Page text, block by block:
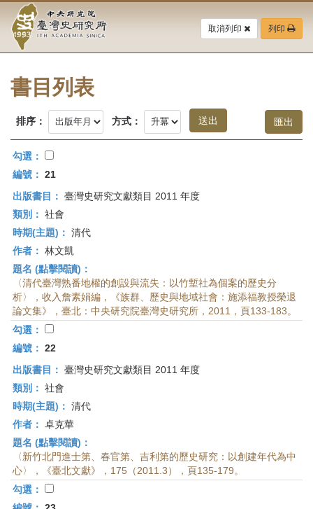
要
中
央
研
究
院-
臺
灣
史
研
究
所-
首
頁
取消列印 列印
書目列表
排序： 方式：
勾選：
編號： 21
出版書目： 臺灣史研究文獻類目 2011 年度
類別： 社會
時期(主題)： 清代
作者： 林文凱
題名 (點擊閱讀)：
〈清代臺灣熟番地權的創設與流失：以竹塹社為個案的歷史分
析〉，收入詹素娟編，《族群、歷史與地域社會：施添福教授榮退
論文集》，臺北：中央研究院臺灣史研究所，2011，頁133-183。
勾選：
編號： 22
出版書目： 臺灣史研究文獻類目 2011 年度
類別： 社會
時期(主題)： 清代
作者： 卓克華
題名 (點擊閱讀)：
〈新竹北門進士第、春官第、吉利第的歷史研究：以創建年代為中
心〉，《臺北文獻》，175（2011.3），頁135-179。
勾選：